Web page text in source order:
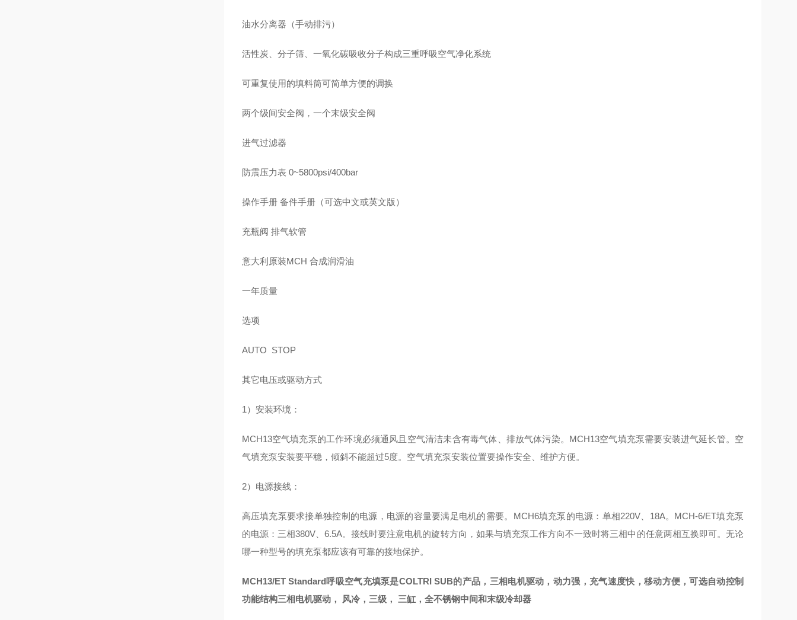
油水分离器（手动排污）
活性炭、分子筛、一氧化碳吸收分子构成三重呼吸空气净化系统
可重复使用的填料筒可简单方便的调换
两个级间安全阀，一个末级安全阀
进气过滤器
防震压力表 0~5800psi/400bar
操作手册 备件手册（可选中文或英文版）
充瓶阀 排气软管
意大利原装MCH 合成润滑油
一年质量
选项
AUTO STOP
其它电压或驱动方式
1）安装环境：
MCH13空气填充泵的工作环境必须通风且空气清洁未含有毒气体、排放气体污染。MCH13空气填充泵需要安装进气延长管。空
气填充泵安装要平稳，倾斜不能超过5度。空气填充泵安装位置要操作安全、维护方便。
2）电源接线：
高压填充泵要求接单独控制的电源，电源的容量要满足电机的需要。MCH6填充泵的电源：单相220V、18A。MCH-6/ET填充泵
的电源：三相380V、6.5A。接线时要注意电机的旋转方向，如果与填充泵工作方向不一致时将三相中的任意两相互换即可。无论
哪一种型号的填充泵都应该有可靠的接地保护。
MCH13/ET Standard呼吸空气充填泵是COLTRI SUB的产品，三相电机驱动，动力强，充气速度快，移动方便，可选自动控制
功能结构三相电机驱动， 风冷，三级， 三缸，全不锈钢中间和末级冷却器